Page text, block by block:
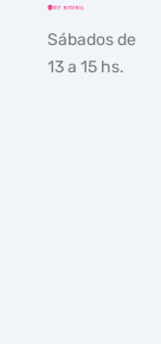
Sábados de
13 a 15 hs.